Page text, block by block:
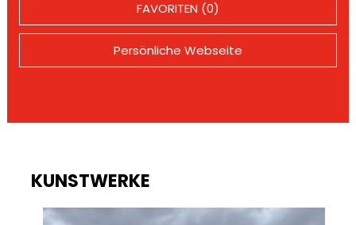
FAVORITEN (0)
Persönliche Webseite
KUNSTWERKE